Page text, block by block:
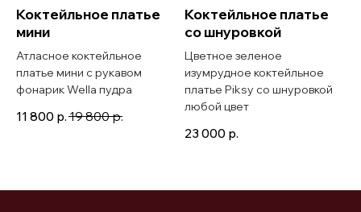
Коктейльное платье
мини
Атласное коктейльное
платье мини с рукавом
фонарик Wella пудра
11 800 р. 19 800 р.
Коктейльное платье
со шнуровкой
Цветное зеленое
изумрудное коктейльное
платье Piksy со шнуровкой
любой цвет
23 000 р.